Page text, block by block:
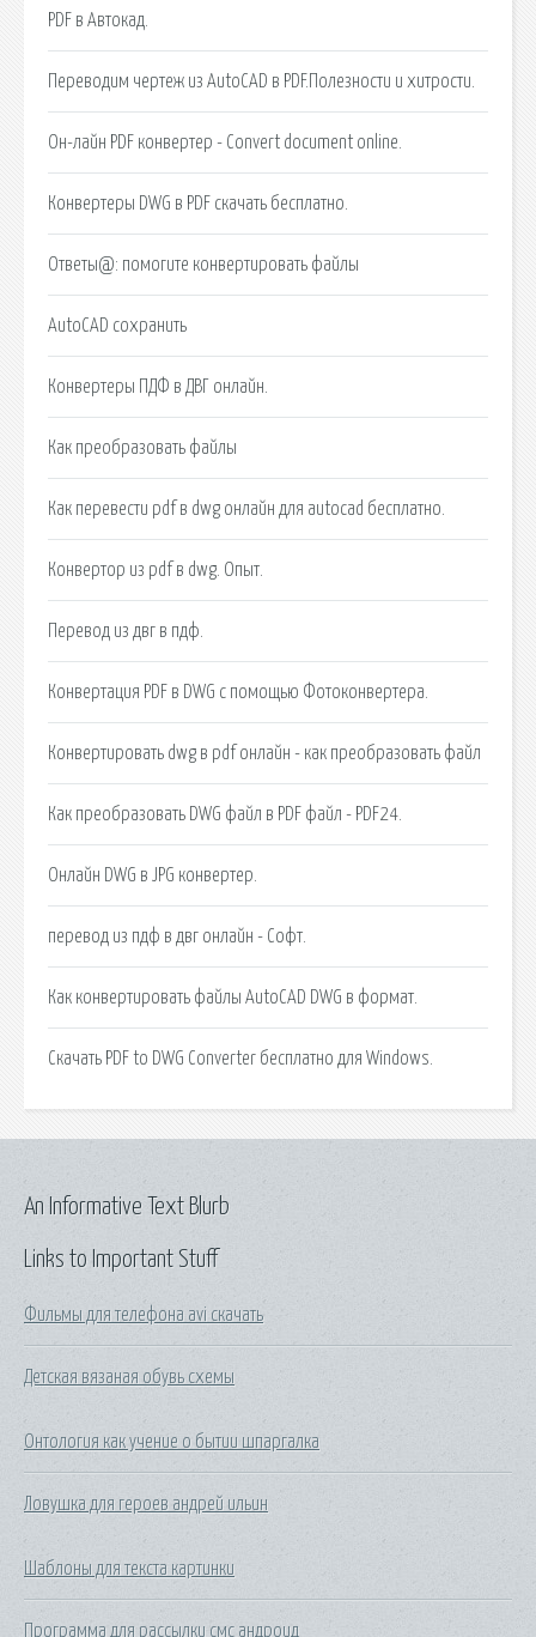
PDF в Автокад.
Переводим чертеж из AutoCAD в PDF.Полезности и хитрости.
Он-лайн PDF конвертер - Convert document online.
Конвертеры DWG в PDF скачать бесплатно.
Ответы@: помогите конвертировать файлы
AutoCAD сохранить
Конвертеры ПДФ в ДВГ онлайн.
Как преобразовать файлы
Как перевести pdf в dwg онлайн для autocad бесплатно.
Конвертор из pdf в dwg. Опыт.
Перевод из двг в пдф.
Конвертация PDF в DWG с помощью Фотоконвертера.
Конвертировать dwg в pdf онлайн - как преобразовать файл
Как преобразовать DWG файл в PDF файл - PDF24.
Онлайн DWG в JPG конвертер.
перевод из пдф в двг онлайн - Софт.
Как конвертировать файлы AutoCAD DWG в формат.
Скачать PDF to DWG Converter бесплатно для Windows.
Links to Important Stuff
Фильмы для телефона avi скачать
Детская вязаная обувь схемы
Онтология как учение о бытии шпаргалка
Ловушка для героев андрей ильин
Шаблоны для текста картинки
Программа для рассылки смс андроид
An Informative Text Blurb